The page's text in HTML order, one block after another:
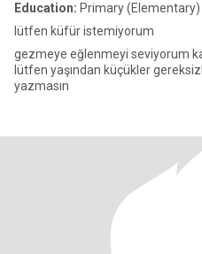
Education: Primary (Elementary)
lütfen küfür istemiyorum
gezmeye eğlenmeyi seviyorum
lütfen yaşından küçükler
yazmasın